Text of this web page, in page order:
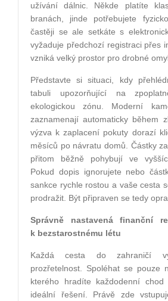
užívání dálnic. Někde platíte
branách, jinde potřebujete
častěji se ale setkáte s
vyžaduje předchozí registraci přes
vzniká velký prostor pro drobné
Představte si situaci, kdy
tabuli upozorňující na
ekologickou zónu. Moderní
zaznamenají automaticky během
výzva k zaplacení pokuty dorazí
měsíců po návratu domů. Částky
přitom běžně pohybují ve
Pokud dopis ignorujete nebo
sankce rychle rostou a vaše cesta
prodražit. Být připraven se tedy
Správně nastavená finanční
k bezstarostnému létu
Každá cesta do zahraničí
prozřetelnost. Spoléhat se pouze
kterého hradíte každodenní chod
ideální řešení. Právě zde